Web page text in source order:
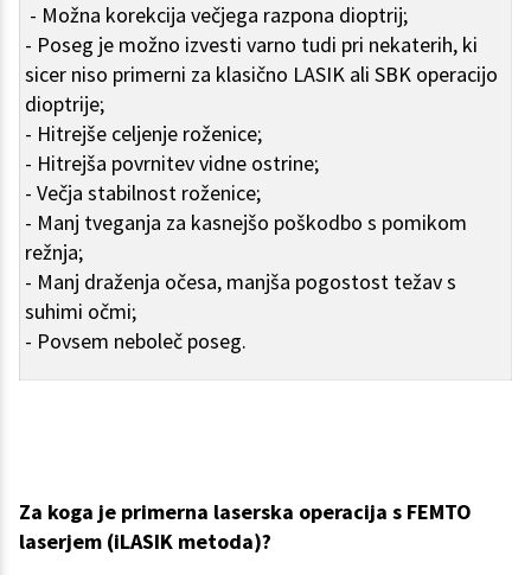
- Možna korekcija večjega razpona dioptrij;
- Poseg je možno izvesti varno tudi pri nekaterih, ki
sicer niso primerni za klasično LASIK ali SBK operacijo
dioptrije;
- Hitrejše celjenje roženice;
- Hitrejša povrnitev vidne ostrine;
- Večja stabilnost roženice;
- Manj tveganja za kasnejšo poškodbo s pomikom
režnja;
- Manj draženja očesa, manjša pogostost težav s
suhimi očmi;
- Povsem neboleč poseg.
Za koga je primerna laserska operacija s FEMTO
laserjem (iLASIK metoda)?